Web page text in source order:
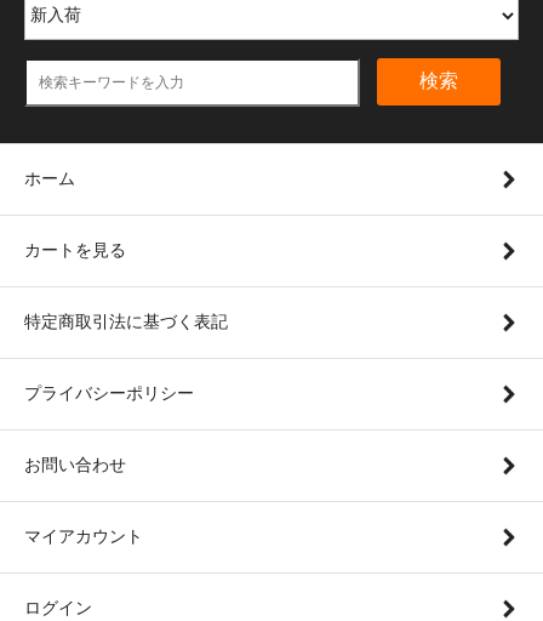
検索
ホーム
カートを見る
特定商取引法に基づく表記
プライバシーポリシー
お問い合わせ
マイアカウント
ログイン